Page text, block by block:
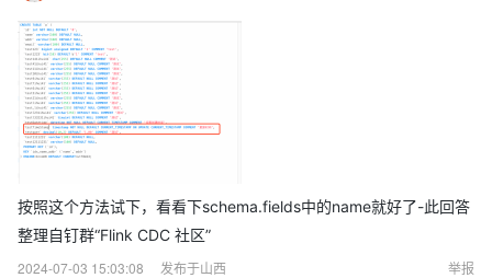
对于Flink CDC，测试过的需要怎么解决？
按照这个方法试下，看看下schema.fields中的name就好了-此回答
整理自钉群“Flink CDC 社区”
2024-07-03 15:03:08
发布于山西 举报